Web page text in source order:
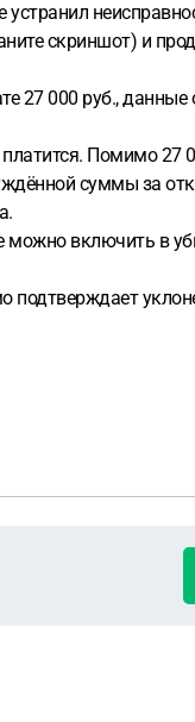
скриншот) и
27 000 руб.,
Помимо 27
суммы за
можно включить в
подтверждает